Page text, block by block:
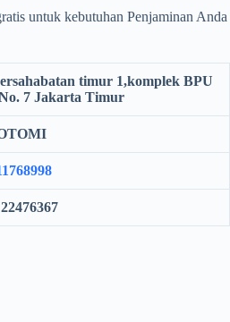
untuk kebutuhan Penjaminan Anda
timur 1,komplek BPU
7 Jakarta Timur